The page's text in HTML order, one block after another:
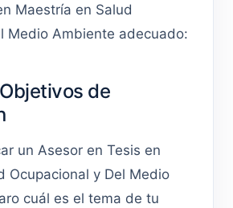
Maestría en Salud
Medio Ambiente adecuado:
de
un Asesor en Tesis en
Ocupacional y Del Medio
cuál es el tema de tu